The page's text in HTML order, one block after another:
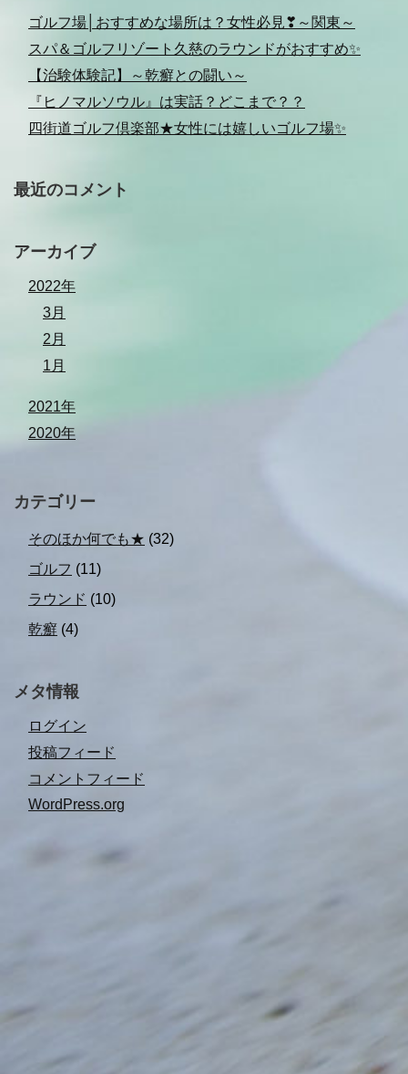
ゴルフ場│おすすめな場所は？女性必見❣～関東～
スパ＆ゴルフリゾート久慈のラウンドがおすすめ✨
【治験体験記】～乾癬との闘い～
『ヒノマルソウル』は実話？どこまで？？
四街道ゴルフ倶楽部★女性には嬉しいゴルフ場✨
最近のコメント
アーカイブ
2022年
3月
2月
1月
2021年
2020年
カテゴリー
そのほか何でも★ (32)
ゴルフ (11)
ラウンド (10)
乾癬 (4)
メタ情報
ログイン
投稿フィード
コメントフィード
WordPress.org